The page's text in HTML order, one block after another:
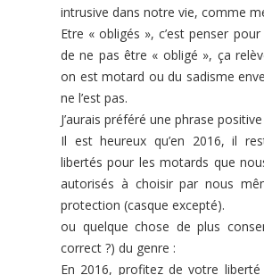
intrusive dans notre vie, comme
Etre « obligés », c’est penser
de ne pas être « obligé », ça
on est motard ou du sadisme
ne l’est pas.
J’aurais préféré une phrase
Il est heureux qu’en 2016, il
libertés pour les motards que
autorisés à choisir par nous
protection (casque excepté).
ou quelque chose de plus
correct ?) du genre :
En 2016, profitez de votre